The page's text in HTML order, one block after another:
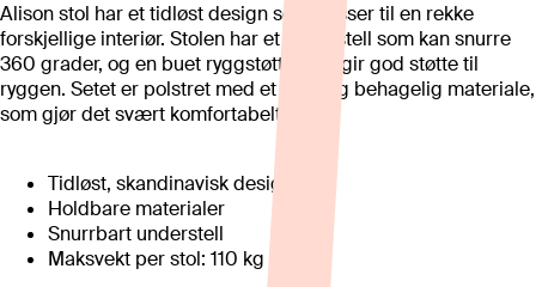
Alison stol har et tidløst design som passer til en rekke
forskjellige interiør. Stolen har et understell som kan snurre
360 grader, og en buet ryggstøtte som gir god støtte til
ryggen. Setet er polstret med et mykt og behagelig materiale,
som gjør det svært komfortabelt.
Tidløst, skandinavisk design
Holdbare materialer
Snurrbart understell
Maksvekt per stol: 110 kg